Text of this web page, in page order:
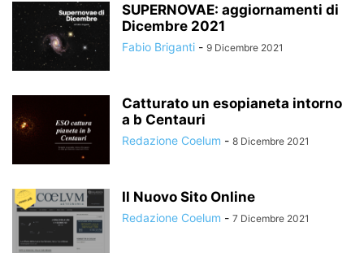
SUPERNOVAE: aggiornamenti di
Dicembre 2021
Fabio Briganti - 9 Dicembre 2021
Catturato un esopianeta intorno
a b Centauri
Redazione Coelum - 8 Dicembre 2021
Il Nuovo Sito Online
Redazione Coelum - 7 Dicembre 2021